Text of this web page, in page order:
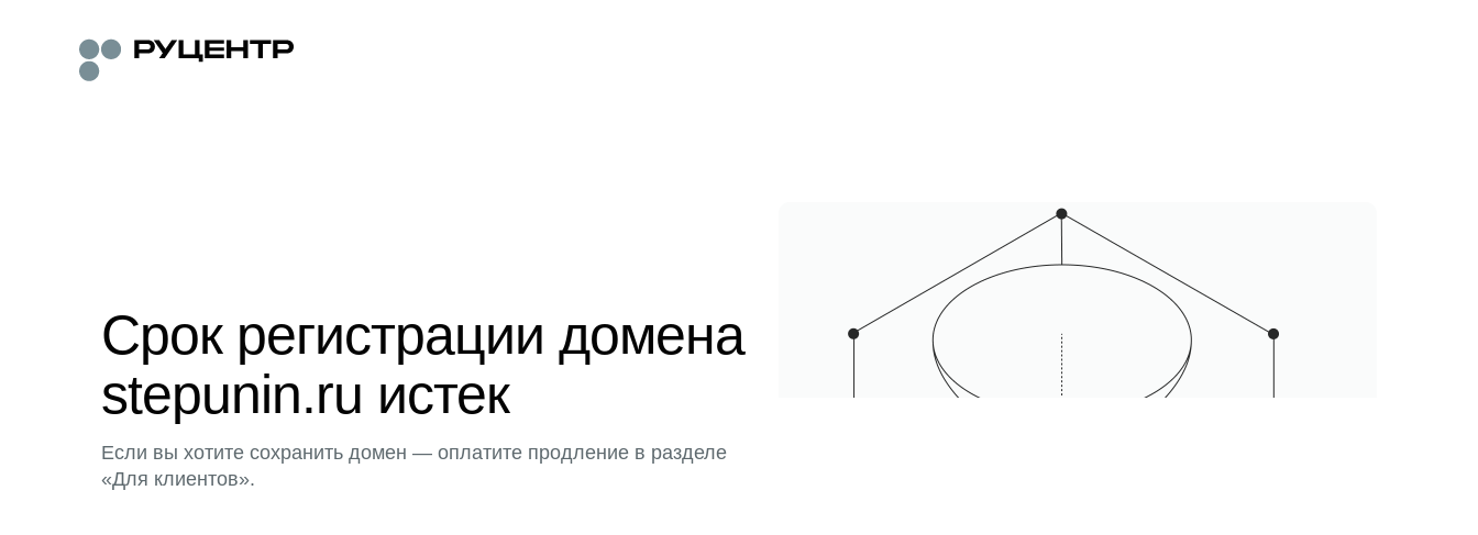
Срок регистрации домена
stepunin.ru истек
Если вы хотите сохранить домен — оплатите продление в разделе
«Для клиентов».